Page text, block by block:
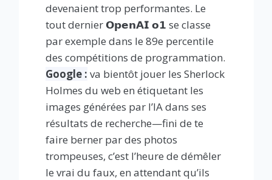
devenaient trop performantes. Le
tout dernier 𝗢𝗽𝗲𝗻𝗔𝗜 𝗼𝟭 se classe
par exemple dans le 89e percentile
des compétitions de programmation.
Google : va bientôt jouer les Sherlock
Holmes du web en étiquetant les
images générées par l’IA dans ses
résultats de recherche—fini de te
faire berner par des photos
trompeuses, c’est l’heure de démêler
le vrai du faux, en attendant qu’ils